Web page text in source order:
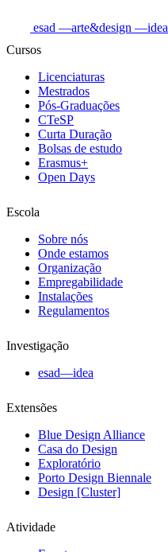
esad —arte&design —idea
Cursos
Licenciaturas
Mestrados
Pós-Graduações
CTeSP
Curta Duração
Bolsas de estudo
Erasmus+
Open Days
Escola
Sobre nós
Onde estamos
Organização
Empregabilidade
Instalações
Regulamentos
Investigação
esad—idea
Extensões
Blue Design Alliance
Casa do Design
Exploratório
Porto Design Biennale
Design [Cluster]
Atividade